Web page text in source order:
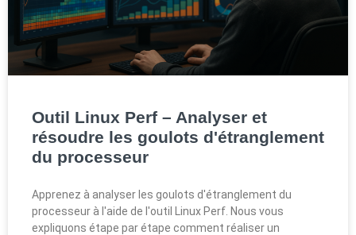
Outil Linux Perf – Analyser et
résoudre les goulots d'étranglement
du processeur
Apprenez à analyser les goulots d'étranglement du
processeur à l'aide de l'outil Linux Perf. Nous vous
expliquons étape par étape comment réaliser un